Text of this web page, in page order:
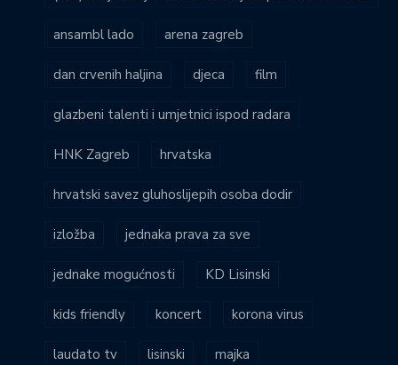
ansambl lado arena zagreb
dan crvenih haljina djeca film
glazbeni talenti i umjetnici ispod radara
HNK Zagreb hrvatska
hrvatski savez gluhoslijepih osoba dodir
izložba jednaka prava za sve
jednake mogućnosti KD Lisinski
kids friendly koncert korona virus
laudato tv lisinski majka